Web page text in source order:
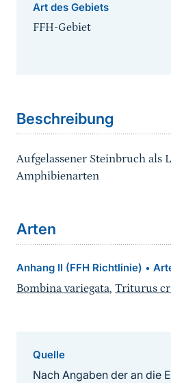
Art des Gebiets
FFH-Gebiet
Beschreibung
Aufgelassener Steinbruch als
Amphibienarten
Arten
Anhang II (FFH Richtlinie) •
Bombina variegata, Triturus
Quelle
Nach Angaben der an die